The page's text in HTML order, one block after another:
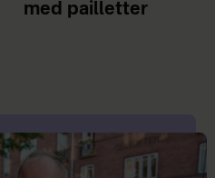
med pailletter